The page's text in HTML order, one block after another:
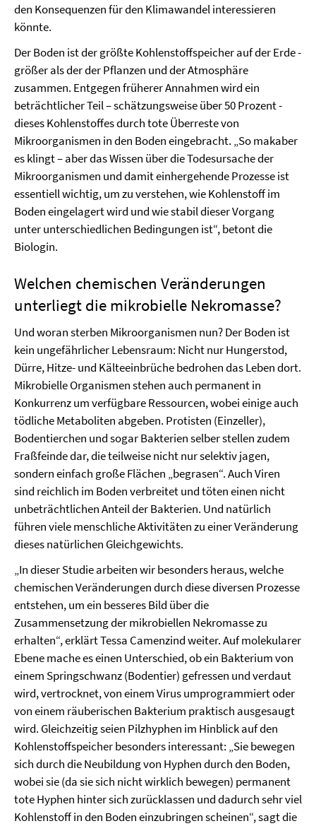
den Konsequenzen für den Klimawandel interessieren
könnte.
Der Boden ist der größte Kohlenstoffspeicher auf der Erde -
größer als der der Pflanzen und der Atmosphäre
zusammen. Entgegen früherer Annahmen wird ein
beträchtlicher Teil – schätzungsweise über 50 Prozent -
dieses Kohlenstoffes durch tote Überreste von
Mikroorganismen in den Boden eingebracht. „So makaber
es klingt – aber das Wissen über die Todesursache der
Mikroorganismen und damit einhergehende Prozesse ist
essentiell wichtig, um zu verstehen, wie Kohlenstoff im
Boden eingelagert wird und wie stabil dieser Vorgang
unter unterschiedlichen Bedingungen ist“, betont die
Biologin.
Welchen chemischen Veränderungen
unterliegt die mikrobielle Nekromasse?
Und woran sterben Mikroorganismen nun? Der Boden ist
kein ungefährlicher Lebensraum: Nicht nur Hungerstod,
Dürre, Hitze- und Kälteeinbrüche bedrohen das Leben dort.
Mikrobielle Organismen stehen auch permanent in
Konkurrenz um verfügbare Ressourcen, wobei einige auch
tödliche Metaboliten abgeben. Protisten (Einzeller),
Bodentierchen und sogar Bakterien selber stellen zudem
Fraßfeinde dar, die teilweise nicht nur selektiv jagen,
sondern einfach große Flächen „begrasen“. Auch Viren
sind reichlich im Boden verbreitet und töten einen nicht
unbeträchtlichen Anteil der Bakterien. Und natürlich
führen viele menschliche Aktivitäten zu einer Veränderung
dieses natürlichen Gleichgewichts.
„In dieser Studie arbeiten wir besonders heraus, welche
chemischen Veränderungen durch diese diversen Prozesse
entstehen, um ein besseres Bild über die
Zusammensetzung der mikrobiellen Nekromasse zu
erhalten“, erklärt Tessa Camenzind weiter. Auf molekularer
Ebene mache es einen Unterschied, ob ein Bakterium von
einem Springschwanz (Bodentier) gefressen und verdaut
wird, vertrocknet, von einem Virus umprogrammiert oder
von einem räuberischen Bakterium praktisch ausgesaugt
wird. Gleichzeitig seien Pilzhyphen im Hinblick auf den
Kohlenstoffspeicher besonders interessant: „Sie bewegen
sich durch die Neubildung von Hyphen durch den Boden,
wobei sie (da sie sich nicht wirklich bewegen) permanent
tote Hyphen hinter sich zurücklassen und dadurch sehr viel
Kohlenstoff in den Boden einzubringen scheinen“, sagt die